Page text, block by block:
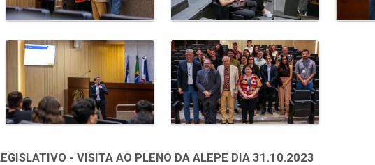
- VISITA AO PLENO DA ALEPE DIA 31.10.2023